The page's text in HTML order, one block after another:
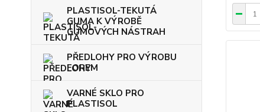
PLASTISOL-TEKUTÁ
GUMA K VÝROBĚ
GUMOVÝCH NÁSTRAH
PŘEDLOHY PRO VÝROBU
FOREM
VARNÉ SKLO PRO
PLASTISOL